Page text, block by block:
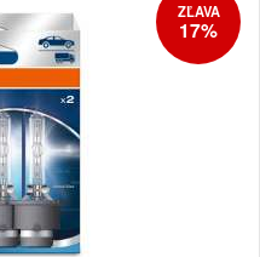
ZĽAVA
17%